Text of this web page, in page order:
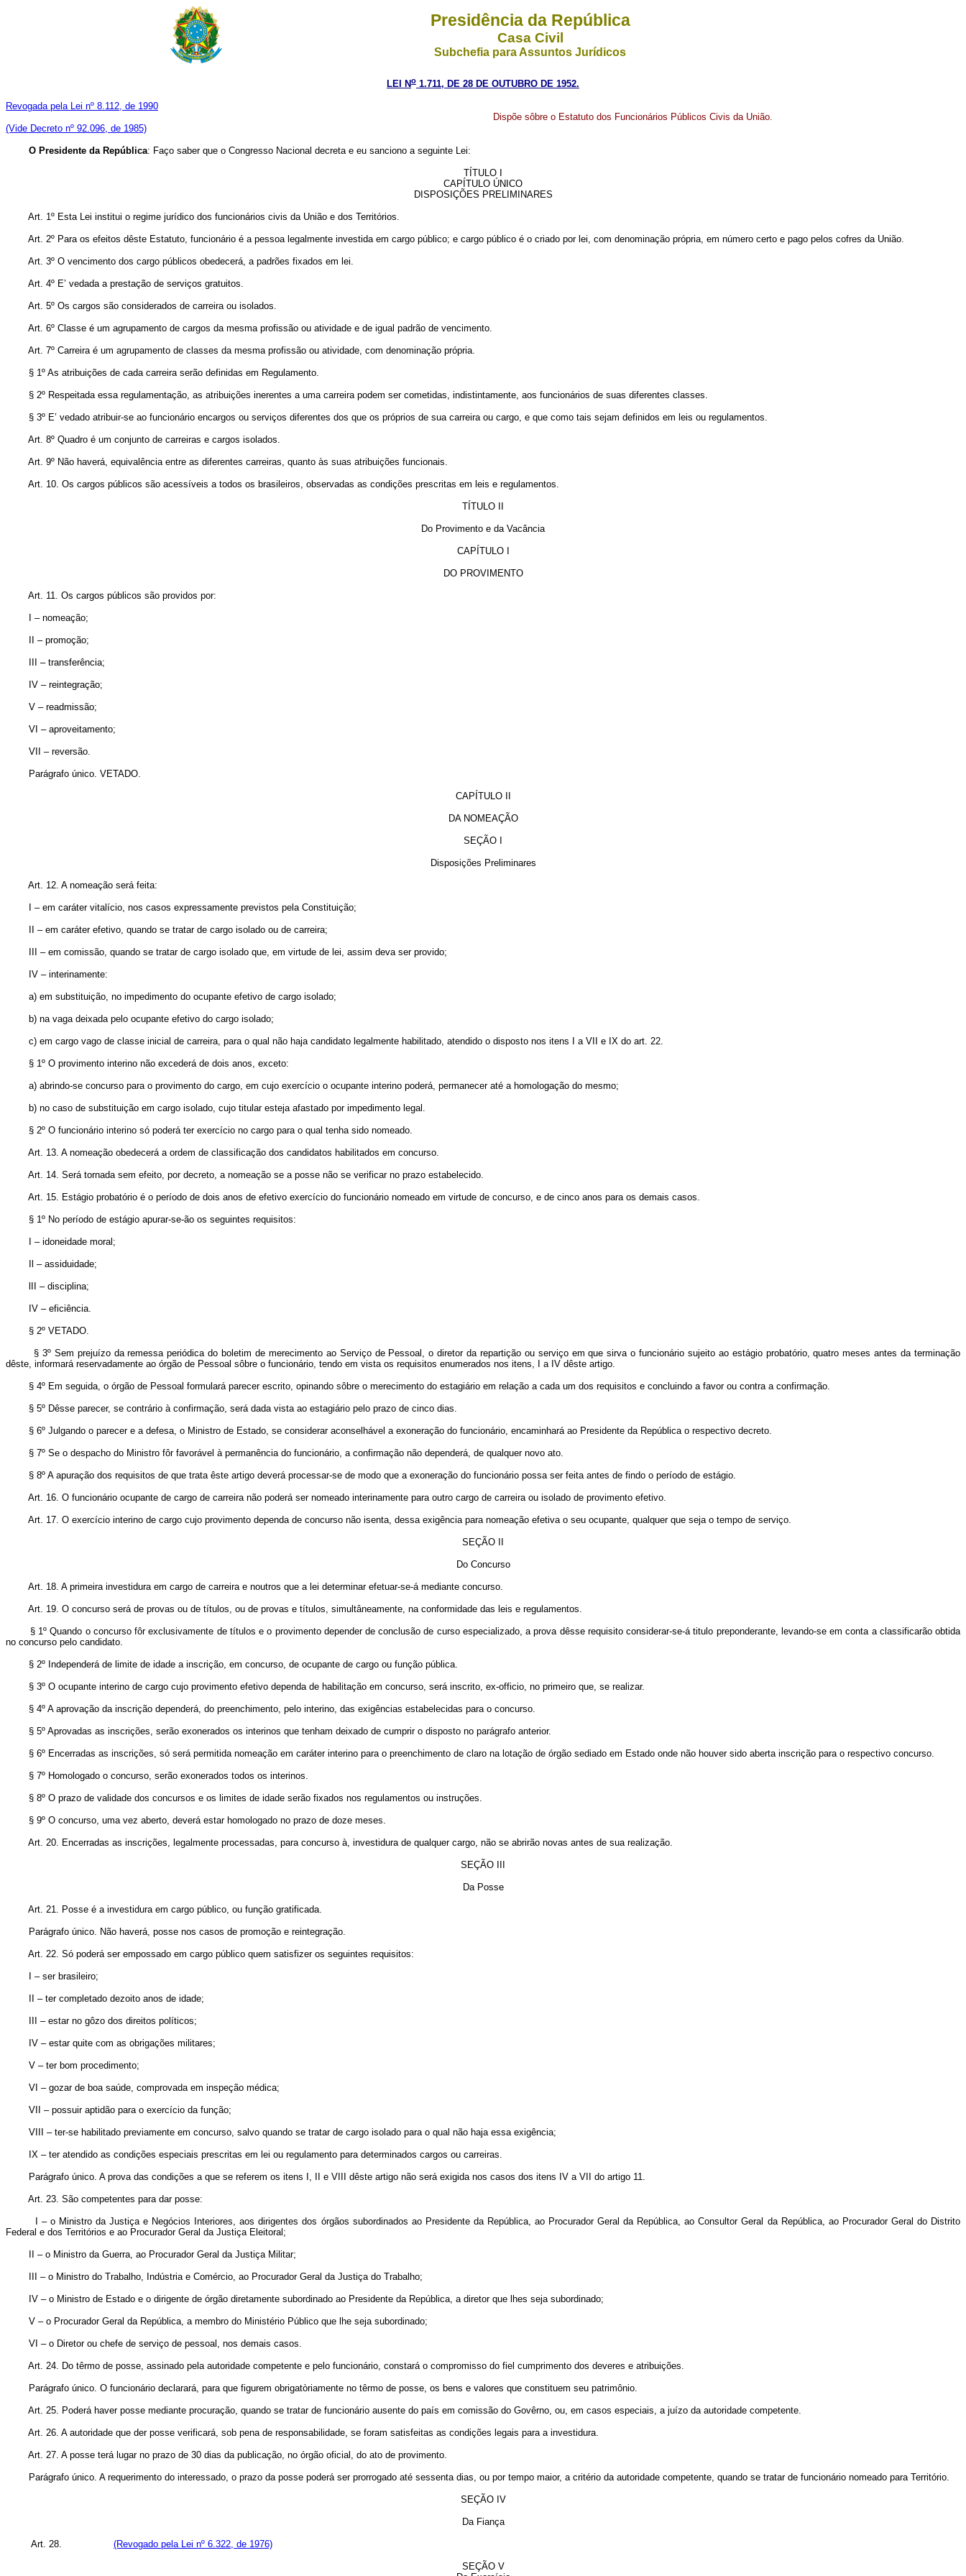
Presidência da República
Casa Civil
Subchefia para Assuntos Jurídicos
LEI No 1.711, DE 28 DE OUTUBRO DE 1952.
Revogada pela Lei nº 8.112, de 1990
(Vide Decreto nº 92.096, de 1985)
Dispõe sôbre o Estatuto dos Funcionários Públicos Civis da União.
O Presidente da República: Faço saber que o Congresso Nacional decreta e eu sanciono a seguinte Lei:
TÍTULO I
CAPÍTULO ÚNICO
DISPOSIÇÕES PRELIMINARES
Art. 1º Esta Lei institui o regime jurídico dos funcionários civis da União e dos Territórios.
Art. 2º Para os efeitos dêste Estatuto, funcionário é a pessoa legalmente investida em cargo público; e cargo público é o criado por lei, com denominação própria, em número certo e pago pelos cofres da União.
Art. 3º O vencimento dos cargo públicos obedecerá, a padrões fixados em lei.
Art. 4º E’ vedada a prestação de serviços gratuitos.
Art. 5º Os cargos são considerados de carreira ou isolados.
Art. 6º Classe é um agrupamento de cargos da mesma profissão ou atividade e de igual padrão de vencimento.
Art. 7º Carreira é um agrupamento de classes da mesma profissão ou atividade, com denominação própria.
§ 1º As atribuições de cada carreira serão definidas em Regulamento.
§ 2º Respeitada essa regulamentação, as atribuições inerentes a uma carreira podem ser cometidas, indistintamente, aos funcionários de suas diferentes classes.
§ 3º E’ vedado atribuir-se ao funcionário encargos ou serviços diferentes dos que os próprios de sua carreira ou cargo, e que como tais sejam definidos em leis ou regulamentos.
Art. 8º Quadro é um conjunto de carreiras e cargos isolados.
Art. 9º Não haverá, equivalência entre as diferentes carreiras, quanto às suas atribuições funcionais.
Art. 10. Os cargos públicos são acessíveis a todos os brasileiros, observadas as condições prescritas em leis e regulamentos.
TÍTULO II
Do Provimento e da Vacância
CAPÍTULO I
DO PROVIMENTO
Art. 11. Os cargos públicos são providos por:
I – nomeação;
II – promoção;
III – transferência;
IV – reintegração;
V – readmissão;
VI – aproveitamento;
VII – reversão.
Parágrafo único. VETADO.
CAPÍTULO II
DA NOMEAÇÃO
SEÇÃO I
Disposições Preliminares
Art. 12. A nomeação será feita:
I – em caráter vitalício, nos casos expressamente previstos pela Constituição;
II – em caráter efetivo, quando se tratar de cargo isolado ou de carreira;
III – em comissão, quando se tratar de cargo isolado que, em virtude de lei, assim deva ser provido;
IV – interinamente:
a) em substituição, no impedimento do ocupante efetivo de cargo isolado;
b) na vaga deixada pelo ocupante efetivo do cargo isolado;
c) em cargo vago de classe inicial de carreira, para o qual não haja candidato legalmente habilitado, atendido o disposto nos itens I a VII e IX do art. 22.
§ 1º O provimento interino não excederá de dois anos, exceto:
a) abrindo-se concurso para o provimento do cargo, em cujo exercício o ocupante interino poderá, permanecer até a homologação do mesmo;
b) no caso de substituição em cargo isolado, cujo titular esteja afastado por impedimento legal.
§ 2º O funcionário interino só poderá ter exercício no cargo para o qual tenha sido nomeado.
Art. 13. A nomeação obedecerá a ordem de classificação dos candidatos habilitados em concurso.
Art. 14. Será tornada sem efeito, por decreto, a nomeação se a posse não se verificar no prazo estabelecido.
Art. 15. Estágio probatório é o período de dois anos de efetivo exercício do funcionário nomeado em virtude de concurso, e de cinco anos para os demais casos.
§ 1º No período de estágio apurar-se-ão os seguintes requisitos:
I – idoneidade moral;
Il – assiduidade;
lII – disciplina;
IV – eficiência.
§ 2º VETADO.
§ 3º Sem prejuízo da remessa periódica do boletim de merecimento ao Serviço de Pessoal, o diretor da repartição ou serviço em que sirva o funcionário sujeito ao estágio probatório, quatro meses antes da terminação
dêste, informará reservadamente ao órgão de Pessoal sôbre o funcionário, tendo em vista os requisitos enumerados nos itens, I a IV dêste artigo.
§ 4º Em seguida, o órgão de Pessoal formulará parecer escrito, opinando sôbre o merecimento do estagiário em relação a cada um dos requisitos e concluindo a favor ou contra a confirmação.
§ 5º Dêsse parecer, se contrário à confirmação, será dada vista ao estagiário pelo prazo de cinco dias.
§ 6º Julgando o parecer e a defesa, o Ministro de Estado, se considerar aconselhável a exoneração do funcionário, encaminhará ao Presidente da República o respectivo decreto.
§ 7º Se o despacho do Ministro fôr favorável à permanência do funcionário, a confirmação não dependerá, de qualquer novo ato.
§ 8º A apuração dos requisitos de que trata êste artigo deverá processar-se de modo que a exoneração do funcionário possa ser feita antes de findo o período de estágio.
Art. 16. O funcionário ocupante de cargo de carreira não poderá ser nomeado interinamente para outro cargo de carreira ou isolado de provimento efetivo.
Art. 17. O exercício interino de cargo cujo provimento dependa de concurso não isenta, dessa exigência para nomeação efetiva o seu ocupante, qualquer que seja o tempo de serviço.
SEÇÃO II
Do Concurso
Art. 18. A primeira investidura em cargo de carreira e noutros que a lei determinar efetuar-se-á mediante concurso.
Art. 19. O concurso será de provas ou de títulos, ou de provas e títulos, simultâneamente, na conformidade das leis e regulamentos.
§ 1º Quando o concurso fôr exclusivamente de títulos e o provimento depender de conclusão de curso especializado, a prova dêsse requisito considerar-se-á titulo preponderante, levando-se em conta a classificarão obtida
no concurso pelo candidato.
§ 2º Independerá de limite de idade a inscrição, em concurso, de ocupante de cargo ou função pública.
§ 3º O ocupante interino de cargo cujo provimento efetivo dependa de habilitação em concurso, será inscrito, ex-officio, no primeiro que, se realizar.
§ 4º A aprovação da inscrição dependerá, do preenchimento, pelo interino, das exigências estabelecidas para o concurso.
§ 5º Aprovadas as inscrições, serão exonerados os interinos que tenham deixado de cumprir o disposto no parágrafo anterior.
§ 6º Encerradas as inscrições, só será permitida nomeação em caráter interino para o preenchimento de claro na lotação de órgão sediado em Estado onde não houver sido aberta inscrição para o respectivo concurso.
§ 7º Homologado o concurso, serão exonerados todos os interinos.
§ 8º O prazo de validade dos concursos e os limites de idade serão fixados nos regulamentos ou instruções.
§ 9º O concurso, uma vez aberto, deverá estar homologado no prazo de doze meses.
Art. 20. Encerradas as inscrições, legalmente processadas, para concurso à, investidura de qualquer cargo, não se abrirão novas antes de sua realização.
SEÇÃO III
Da Posse
Art. 21. Posse é a investidura em cargo público, ou função gratificada.
Parágrafo único. Não haverá, posse nos casos de promoção e reintegração.
Art. 22. Só poderá ser empossado em cargo público quem satisfizer os seguintes requisitos:
I – ser brasileiro;
II – ter completado dezoito anos de idade;
III – estar no gôzo dos direitos políticos;
IV – estar quite com as obrigações militares;
V – ter bom procedimento;
VI – gozar de boa saúde, comprovada em inspeção médica;
VII – possuir aptidão para o exercício da função;
VIII – ter-se habilitado previamente em concurso, salvo quando se tratar de cargo isolado para o qual não haja essa exigência;
IX – ter atendido as condições especiais prescritas em lei ou regulamento para determinados cargos ou carreiras.
Parágrafo único. A prova das condições a que se referem os itens I, II e VIII dêste artigo não será exigida nos casos dos itens IV a VII do artigo 11.
Art. 23. São competentes para dar posse:
I – o Ministro da Justiça e Negócios Interiores, aos dirigentes dos órgãos subordinados ao Presidente da República, ao Procurador Geral da República, ao Consultor Geral da República, ao Procurador Geral do Distrito
Federal e dos Territórios e ao Procurador Geral da Justiça Eleitoral;
II – o Ministro da Guerra, ao Procurador Geral da Justiça Militar;
III – o Ministro do Trabalho, Indústria e Comércio, ao Procurador Geral da Justiça do Trabalho;
IV – o Ministro de Estado e o dirigente de órgão diretamente subordinado ao Presidente da República, a diretor que lhes seja subordinado;
V – o Procurador Geral da República, a membro do Ministério Público que lhe seja subordinado;
VI – o Diretor ou chefe de serviço de pessoal, nos demais casos.
Art. 24. Do têrmo de posse, assinado pela autoridade competente e pelo funcionário, constará o compromisso do fiel cumprimento dos deveres e atribuições.
Parágrafo único. O funcionário declarará, para que figurem obrigatòriamente no têrmo de posse, os bens e valores que constituem seu patrimônio.
Art. 25. Poderá haver posse mediante procuração, quando se tratar de funcionário ausente do país em comissão do Govêrno, ou, em casos especiais, a juízo da autoridade competente.
Art. 26. A autoridade que der posse verificará, sob pena de responsabilidade, se foram satisfeitas as condições legais para a investidura.
Art. 27. A posse terá lugar no prazo de 30 dias da publicação, no órgão oficial, do ato de provimento.
Parágrafo único. A requerimento do interessado, o prazo da posse poderá ser prorrogado até sessenta dias, ou por tempo maior, a critério da autoridade competente, quando se tratar de funcionário nomeado para Território.
SEÇÃO IV
Da Fiança
Art. 28. (Revogado pela Lei nº 6.322, de 1976)
SEÇÃO V